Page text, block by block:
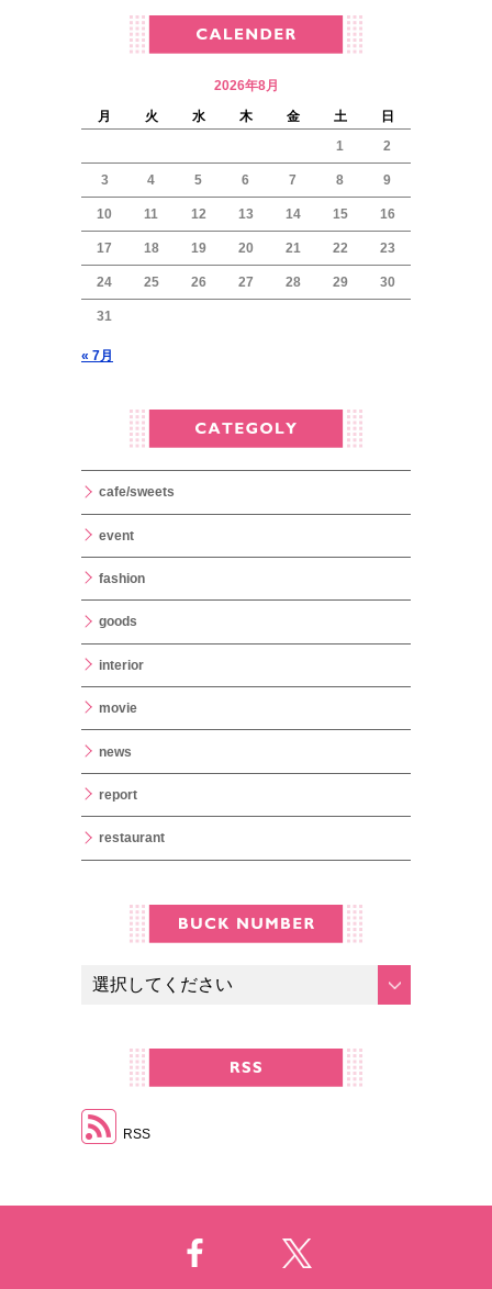
2026年8月
月
火 水 木 金 土
日
1
2
3 4 5 6 7 8 9
10 11 12 13 14 15 16
17 18 19 20 21 22 23
24 25 26 27 28 29 30
31
« 7月
cafe/sweets
event
fashion
goods
interior
movie
news
report
restaurant
RSS